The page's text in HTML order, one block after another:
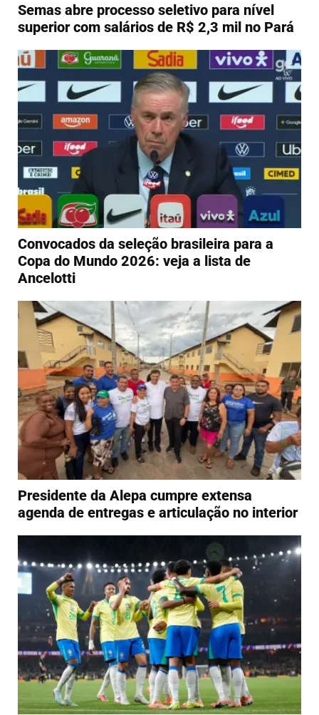
Semas abre processo seletivo para nível
superior com salários de R$ 2,3 mil no Pará
Convocados da seleção brasileira para a
Copa do Mundo 2026: veja a lista de
Ancelotti
Presidente da Alepa cumpre extensa
agenda de entregas e articulação no interior